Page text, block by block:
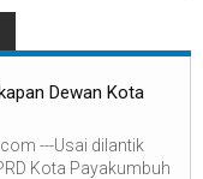
Dewan Kota
---Usai dilantik
Kota Payakumbuh